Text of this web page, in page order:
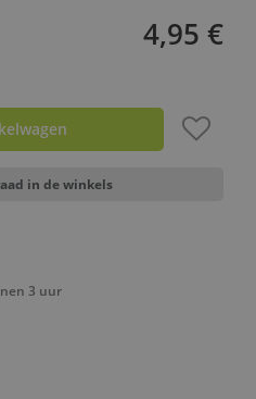
4,95 €
in de winkels
3 uur